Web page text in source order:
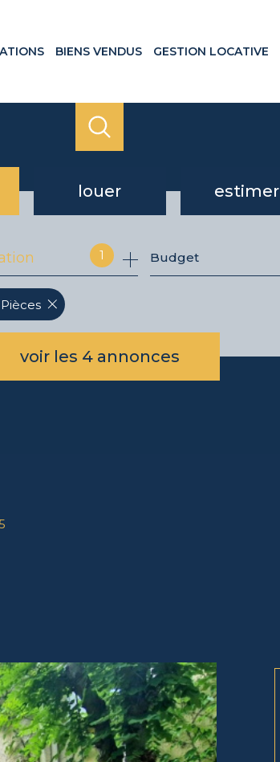
BIENS VENDUS GESTION LOCATIVE
louer
à l'année
estimer
1 Budget
voir les 4annonces